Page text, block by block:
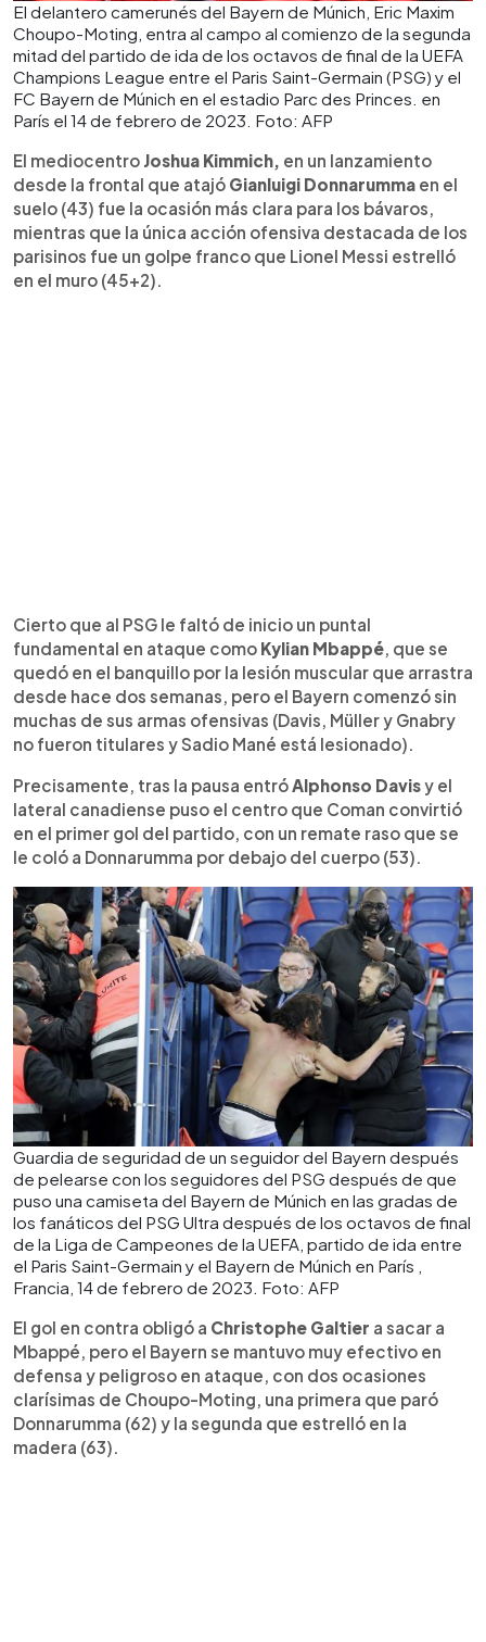
El delantero camerunés del Bayern de Múnich, Eric Maxim
Choupo-Moting, entra al campo al comienzo de la segunda
mitad del partido de ida de los octavos de final de la UEFA
Champions League entre el Paris Saint-Germain (PSG) y el
FC Bayern de Múnich en el estadio Parc des Princes. en
París el 14 de febrero de 2023. Foto: AFP
El mediocentro Joshua Kimmich, en un lanzamiento
desde la frontal que atajó Gianluigi Donnarumma en el
suelo (43) fue la ocasión más clara para los bávaros,
mientras que la única acción ofensiva destacada de los
parisinos fue un golpe franco que Lionel Messi estrelló
en el muro (45+2).
Cierto que al PSG le faltó de inicio un puntal
fundamental en ataque como Kylian Mbappé, que se
quedó en el banquillo por la lesión muscular que arrastra
desde hace dos semanas, pero el Bayern comenzó sin
muchas de sus armas ofensivas (Davis, Müller y Gnabry
no fueron titulares y Sadio Mané está lesionado).
Precisamente, tras la pausa entróAlphonso Davisy el
lateral canadiense puso el centro que Coman convirtió
en el primer gol del partido, con un remate raso que se
le coló a Donnarumma por debajo del cuerpo (53).
Guardia de seguridad de un seguidor del Bayern después
de pelearse con los seguidores del PSG después de que
puso una camiseta del Bayern de Múnich en las gradas de
los fanáticos del PSG Ultra después de los octavos de final
de la Liga de Campeones de la UEFA, partido de ida entre
el Paris Saint-Germain y el Bayern de Múnich en París ,
Francia, 14 de febrero de 2023. Foto: AFP
El gol en contra obligó a Christophe Galtier a sacar a
Mbappé, pero el Bayern se mantuvo muy efectivo en
defensa y peligroso en ataque, con dos ocasiones
clarísimas de Choupo-Moting, una primera que paró
Donnarumma (62) y la segunda que estrelló en la
madera (63).